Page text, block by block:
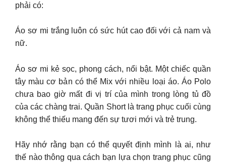
phải có:
Áo sơ mi trắng luôn có sức hút cao đối với cả nam và
nữ.
Áo sơ mi kẻ sọc, phong cách, nổi bật. Một chiếc quần
tây màu cơ bản có thể Mix với nhiều loại áo. Áo Polo
chưa bao giờ mất đi vị trí của mình trong lòng tủ đồ
của các chàng trai. Quần Short là trang phục cuối cùng
không thể thiếu mang đến sự tươi mới và trẻ trung.
Hãy nhớ rằng bạn có thể quyết định mình là ai, như
thế nào thông qua cách bạn lựa chọn trang phục cũng